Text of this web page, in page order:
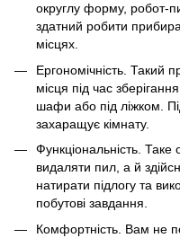
округлу форму, робот-
здатний робити
місцях.
Ергономічність. Такий
місця під час
шафи або під ліжком.
захаращує кімнату.
Функціональність.
видаляти пил, а й
натирати підлогу та
побутові завдання.
Комфортність. Вам не